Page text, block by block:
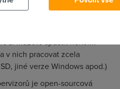
si můžete spustit několik
v nich pracovat zcela
jiné verze Windows apod.)
je open-sourcová